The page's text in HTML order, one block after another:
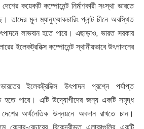
কয়েকটি কম্পোনেন্ট নির্মাণকারী সংস্থা ভারতে
তাদের মূল ম্যানুফ্যাকচারিং প্লান্ট চীনে অবস্থিত
লাভবান হতে পারে। এছাড়াও, ভারত সরকার
ইলেকট্রনিক্স কম্পোনেন্ট স্থানীয়ভাবে উৎপাদনের
ইলেকট্রনিক্স উৎপাদন প্রশ্নে পর্যাপ্ত
হতে পারে। এটি উদ্যোগীদের জন্য একটি সমৃদ্ধ
অর্থনৈতিক উন্নয়নে অবদান রাখতে চান।